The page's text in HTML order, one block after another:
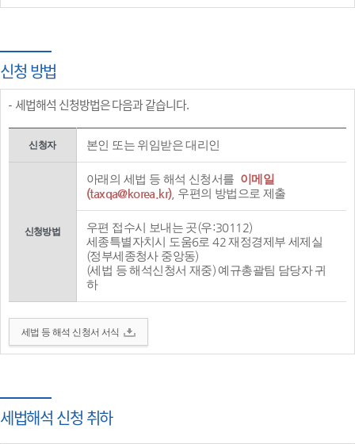
신청 방법
세법해석 신청방법은 다음과 같습니다.
신청자 본인 또는 위임받은 대리인
신청방법
아래의 세법 등 해석 신청서를 이메일
(taxqa@korea.kr), 우편의 방법으로 제출
우편 접수시 보내는 곳(우:30112)
세종특별자치시 도움6로 42 재정경제부 세제실
(정부세종청사 중앙동)
(세법 등 해석신청서 재중) 예규총괄팀 담당자 귀
하
세법 등 해석 신청서 서식
세법해석 신청 취하